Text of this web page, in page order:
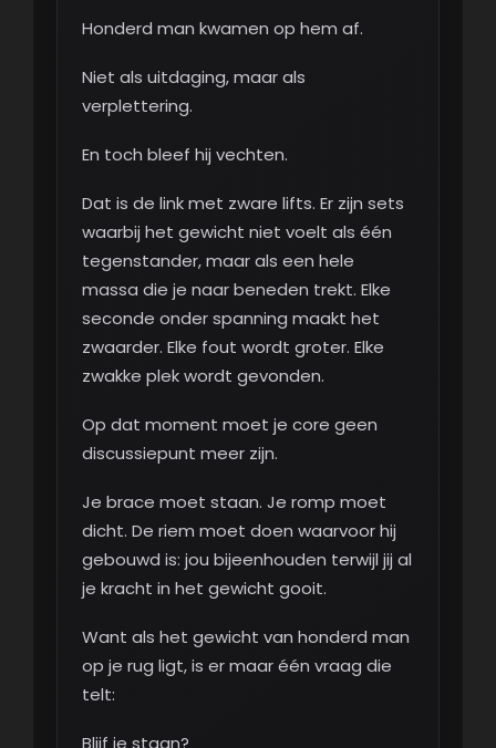
Honderd man kwamen op hem af.
Niet als uitdaging, maar als
verplettering.
En toch bleef hij vechten.
Dat is de link met zware lifts. Er zijn sets
waarbij het gewicht niet voelt als één
tegenstander, maar als een hele
massa die je naar beneden trekt. Elke
seconde onder spanning maakt het
zwaarder. Elke fout wordt groter. Elke
zwakke plek wordt gevonden.
Op dat moment moet je core geen
discussiepunt meer zijn.
Je brace moet staan. Je romp moet
dicht. De riem moet doen waarvoor hij
gebouwd is: jou bijeenhouden terwijl jij al
je kracht in het gewicht gooit.
Want als het gewicht van honderd man
op je rug ligt, is er maar één vraag die
telt:
Blijf je staan?